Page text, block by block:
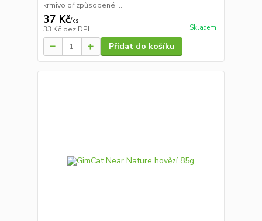
krmivo přizpůsobené ...
37 Kč/ks
33 Kč bez DPH Skladem
Přidat do košíku